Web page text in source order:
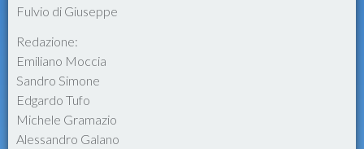
Fulvio di Giuseppe
Redazione:
Emiliano Moccia
Sandro Simone
Edgardo Tufo
Michele Gramazio
Alessandro Galano